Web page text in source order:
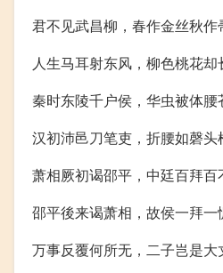
君不见武昌柳，春作金丝秋作
人生马耳射东风，柳色桃花却
秦时东陵千户侯，华虫被体腰
汉初沛邑刀笔吏，折腰如磬头
萧相厥初谒邵平，中廷百拜百
邵平後来谒萧相，故侯一拜一
万事反覆何所无，二子岂是大